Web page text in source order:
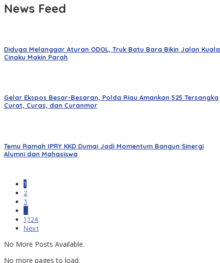
News Feed
Diduga Melanggar Aturan ODOL, Truk Batu Bara Bikin Jalan Kuala
Cinaku Makin Parah
Gelar Ekspos Besar-Besaran, Polda Riau Amankan 525 Tersangka
Curat, Curas, dan Curanmor
Temu Ramah IPRY KKD Dumai Jadi Momentum Bangun Sinergi
Alumni dan Mahasiswa
1
2
3
…
1,124
Next
No More Posts Available.
No more pages to load.